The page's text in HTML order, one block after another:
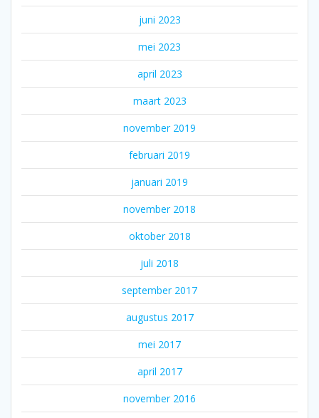
juni 2023
mei 2023
april 2023
maart 2023
november 2019
februari 2019
januari 2019
november 2018
oktober 2018
juli 2018
september 2017
augustus 2017
mei 2017
april 2017
november 2016